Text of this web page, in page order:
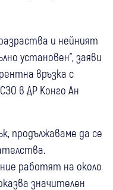
и нейният
установен", заяви
връзка с
в ДР Конго Ан
продължаваме да се
работят на около
значителен